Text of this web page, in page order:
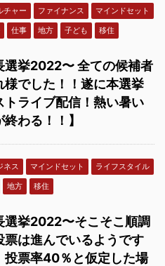
チャー ファイナンス
マインドセット
仕事 地方 子ども 移住
選挙2022〜 全ての候補者
様でした！！遂に本選挙
トライブ配信！熱い暑い
わる！！】
ネス マインドセット
ライフスタイル
地方 移住
選挙2022〜そこそこ順調
票は進んでいるようです
投票率40％と仮定した場